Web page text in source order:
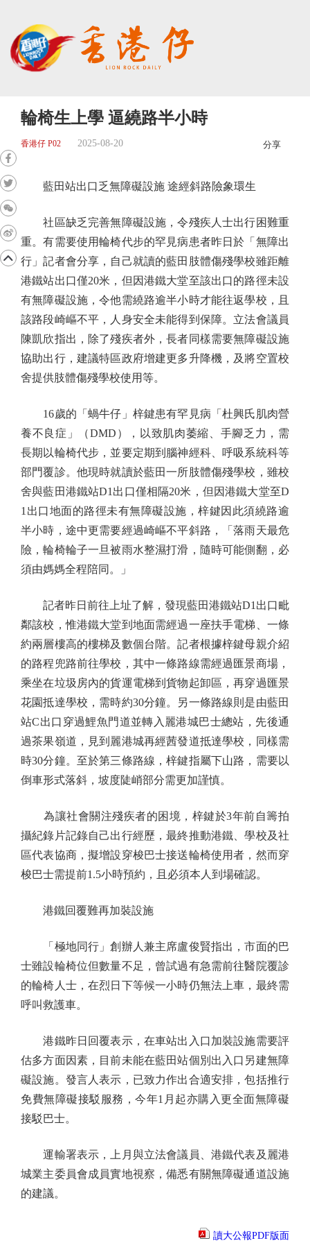
輪椅生上學 逼繞路半小時
香港仔 P02 2025-08-20 分享
藍田站出口乏無障礙設施 途經斜路險象環生
社區缺乏完善無障礙設施，令殘疾人士出行困難重
重。有需要使用輪椅代步的罕見病患者昨日於「無障出
行」記者會分享，自己就讀的藍田肢體傷殘學校雖距離
港鐵站出口僅20米，但因港鐵大堂至該出口的路徑未設
有無障礙設施，令他需繞路逾半小時才能往返學校，且
該路段崎嶇不平，人身安全未能得到保障。立法會議員
陳凱欣指出，除了殘疾者外，長者同樣需要無障礙設施
協助出行，建議特區政府增建更多升降機，及將空置校
舍提供肢體傷殘學校使用等。
16歲的「蝸牛仔」梓鍵患有罕見病「杜興氏肌肉營
養不良症」（DMD），以致肌肉萎縮、手腳乏力，需
長期以輪椅代步，並要定期到腦神經科、呼吸系統科等
部門覆診。他現時就讀於藍田一所肢體傷殘學校，雖校
舍與藍田港鐵站D1出口僅相隔20米，但因港鐵大堂至D
1出口地面的路徑未有無障礙設施，梓鍵因此須繞路逾
半小時，途中更需要經過崎嶇不平斜路，「落雨天最危
險，輪椅輪子一旦被雨水整濕打滑，隨時可能側翻，必
須由媽媽全程陪同。」
記者昨日前往上址了解，發現藍田港鐵站D1出口毗
鄰該校，惟港鐵大堂到地面需經過一座扶手電梯、一條
約兩層樓高的樓梯及數個台階。記者根據梓鍵母親介紹
的路程兜路前往學校，其中一條路線需經過匯景商場，
乘坐在垃圾房內的貨運電梯到貨物起卸區，再穿過匯景
花園抵達學校，需時約30分鐘。另一條路線則是由藍田
站C出口穿過鯉魚門道並轉入麗港城巴士總站，先後通
過茶果嶺道，見到麗港城再經茜發道抵達學校，同樣需
時30分鐘。至於第三條路線，梓鍵指屬下山路，需要以
倒車形式落斜，坡度陡峭部分需更加謹慎。
為讓社會關注殘疾者的困境，梓鍵於3年前自籌拍
攝紀錄片記錄自己出行經歷，最終推動港鐵、學校及社
區代表協商，擬增設穿梭巴士接送輪椅使用者，然而穿
梭巴士需提前1.5小時預約，且必須本人到場確認。
港鐵回覆難再加裝設施
「極地同行」創辦人兼主席盧俊賢指出，市面的巴
士雖設輪椅位但數量不足，曾試過有急需前往醫院覆診
的輪椅人士，在烈日下等候一小時仍無法上車，最終需
呼叫救護車。
港鐵昨日回覆表示，在車站出入口加裝設施需要評
估多方面因素，目前未能在藍田站個別出入口另建無障
礙設施。發言人表示，已致力作出合適安排，包括推行
免費無障礙接駁服務，今年1月起亦購入更全面無障礙
接駁巴士。
運輸署表示，上月與立法會議員、港鐵代表及麗港
城業主委員會成員實地視察，備悉有關無障礙通道設施
的建議。
讀大公報PDF版面